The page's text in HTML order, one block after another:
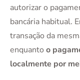
autorizar o
bancária habitual.
transação da
enquanto o
localmente por